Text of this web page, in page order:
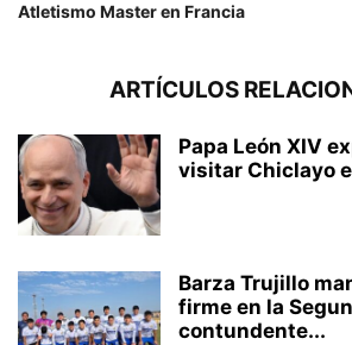
Atletismo Master en Francia
ARTÍCULOS
Papa León XIV
visitar Chiclayo
Barza Trujillo
firme en la
contundente...